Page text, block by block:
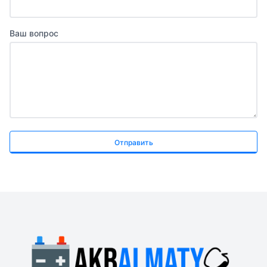
Ваш вопрос
Отправить